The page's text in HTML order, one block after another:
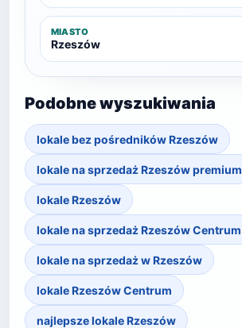
MIASTO
Rzeszów
Podobne wyszukiwania
lokale bez pośredników Rzeszów
lokale na sprzedaż Rzeszów premium
lokale Rzeszów
lokale na sprzedaż Rzeszów Centrum
lokale na sprzedaż w Rzeszów
lokale Rzeszów Centrum
najlepsze lokale Rzeszów